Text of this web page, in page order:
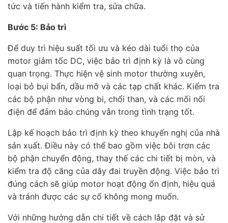
tức và tiến hành kiểm tra, sửa chữa.
Bước 5: Bảo trì
Để duy trì hiệu suất tối ưu và kéo dài tuổi thọ của
motor giảm tốc DC, việc bảo trì định kỳ là vô cùng
quan trọng. Thực hiện vệ sinh motor thường xuyên,
loại bỏ bụi bẩn, dầu mỡ và các tạp chất khác. Kiểm tra
các bộ phận như vòng bi, chổi than, và các mối nối
điện để đảm bảo chúng vẫn trong tình trạng tốt.
Lập kế hoạch bảo trì định kỳ theo khuyến nghị của nhà
sản xuất. Điều này có thể bao gồm việc bôi trơn các
bộ phận chuyển động, thay thế các chi tiết bị mòn, và
kiểm tra độ căng của dây đai truyền động. Việc bảo trì
đúng cách sẽ giúp motor hoạt động ổn định, hiệu quả
và tránh được các sự cố không mong muốn.
Với những hướng dẫn chi tiết về cách lắp đặt và sử